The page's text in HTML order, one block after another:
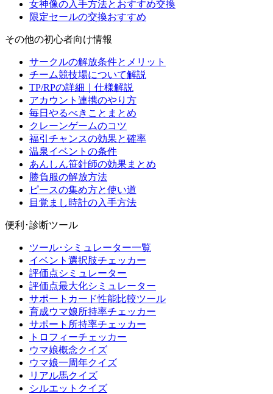
女神像の入手方法とおすすめ交換
限定セールの交換おすすめ
その他の初心者向け情報
サークルの解放条件とメリット
チーム競技場について解説
TP/RPの詳細｜仕様解説
アカウント連携のやり方
毎日やるべきことまとめ
クレーンゲームのコツ
福引チャンスの効果と確率
温泉イベントの条件
あんしん笹針師の効果まとめ
勝負服の解放方法
ピースの集め方と使い道
目覚まし時計の入手方法
便利･診断ツール
ツール･シミュレーター一覧
イベント選択肢チェッカー
評価点シミュレーター
評価点最大化シミュレーター
サポートカード性能比較ツール
育成ウマ娘所持率チェッカー
サポート所持率チェッカー
トロフィーチェッカー
ウマ娘概念クイズ
ウマ娘一周年クイズ
リアル馬クイズ
シルエットクイズ